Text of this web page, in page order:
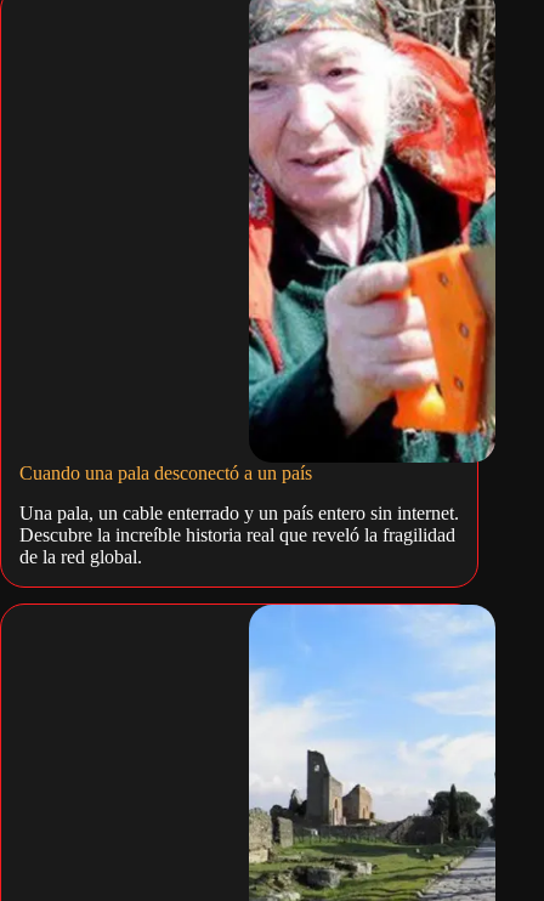
Cuando una pala desconectó a un país
Una pala, un cable enterrado y un país entero sin internet.
Descubre la increíble historia real que reveló la fragilidad
de la red global.